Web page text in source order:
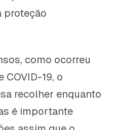
proteção
como ocorreu
COVID-19, o
recolher enquanto
é importante